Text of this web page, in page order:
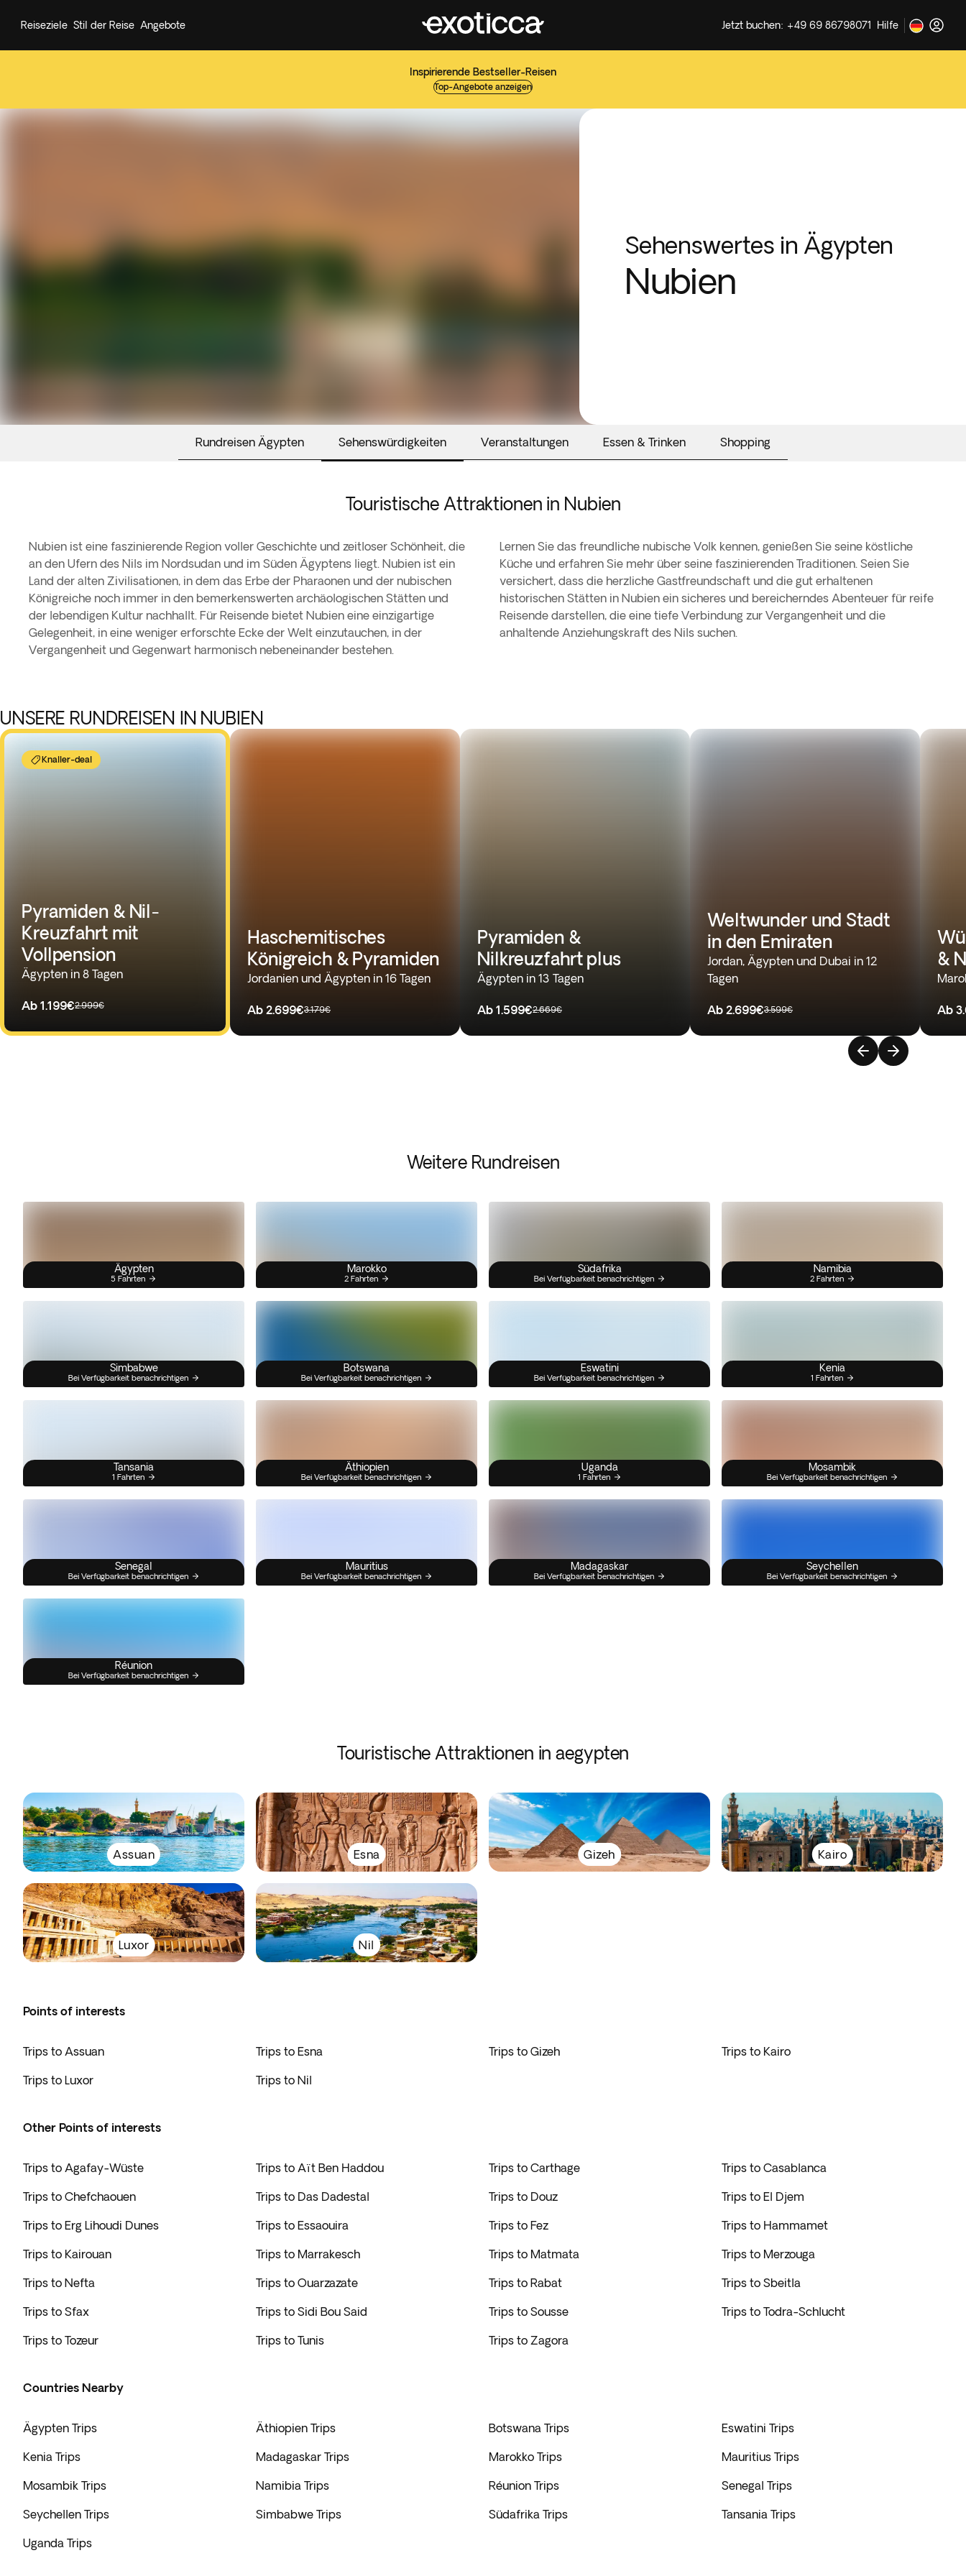
Inspirierende Bestseller-Reisen
Top-Angebote anzeigen
Reiseziele Stil der Reise Angebote Jetzt buchen: +49 69 86798071 Hilfe
Sehenswertes in Ägypten
Nubien
Rundreisen Ägypten Sehenswürdigkeiten Veranstaltungen Essen & Trinken Shopping
Touristische Attraktionen in Nubien
Nubien ist eine faszinierende Region voller Geschichte und zeitloser Schönheit, die
an den Ufern des Nils im Nordsudan und im Süden Ägyptens liegt. Nubien ist ein
Land der alten Zivilisationen, in dem das Erbe der Pharaonen und der nubischen
Königreiche noch immer in den bemerkenswerten archäologischen Stätten und
der lebendigen Kultur nachhallt. Für Reisende bietet Nubien eine einzigartige
Gelegenheit, in eine weniger erforschte Ecke der Welt einzutauchen, in der
Vergangenheit und Gegenwart harmonisch nebeneinander bestehen.
Lernen Sie das freundliche nubische Volk kennen, genießen Sie seine köstliche
Küche und erfahren Sie mehr über seine faszinierenden Traditionen. Seien Sie
versichert, dass die herzliche Gastfreundschaft und die gut erhaltenen
historischen Stätten in Nubien ein sicheres und bereicherndes Abenteuer für reife
Reisende darstellen, die eine tiefe Verbindung zur Vergangenheit und die
anhaltende Anziehungskraft des Nils suchen.
UNSERE RUNDREISEN IN NUBIEN
Knaller-deal
Pyramiden & Nil-
Kreuzfahrt mit
Vollpension
Ägypten in 8 Tagen
Ab 1.199€2.999€
Haschemitisches
Königreich & Pyramiden
Jordanien und Ägypten in 16 Tagen
Ab 2.699€3.179€
Pyramiden &
Nilkreuzfahrt plus
Ägypten in 13 Tagen
Ab 1.599€2.669€
Weltwunder und Stadt
in den Emiraten
Jordan, Ägypten und Dubai in 12
Tagen
Ab 2.699€3.599€
&
Ab
Weitere Rundreisen
Ägypten
5 Fahrten
Marokko
2 Fahrten
Südafrika
Bei Verfügbarkeit benachrichtigen
Namibia
2 Fahrten
Simbabwe
Bei Verfügbarkeit benachrichtigen
Botswana
Bei Verfügbarkeit benachrichtigen
Eswatini
Bei Verfügbarkeit benachrichtigen
Kenia
1 Fahrten
Tansania
1 Fahrten
Äthiopien
Bei Verfügbarkeit benachrichtigen
Uganda
1 Fahrten
Mosambik
Bei Verfügbarkeit benachrichtigen
Senegal
Bei Verfügbarkeit benachrichtigen
Mauritius
Bei Verfügbarkeit benachrichtigen
Madagaskar
Bei Verfügbarkeit benachrichtigen
Seychellen
Bei Verfügbarkeit benachrichtigen
Réunion
Bei Verfügbarkeit benachrichtigen
Touristische Attraktionen in aegypten
Assuan Esna Gizeh Kairo
Luxor Nil
Points of interests
Trips to Assuan Trips to Esna Trips to Gizeh Trips to Kairo
Trips to Luxor Trips to Nil
Other Points of interests
Trips to Agafay-Wüste Trips to Aït Ben Haddou Trips to Carthage Trips to Casablanca
Trips to Chefchaouen Trips to Das Dadestal Trips to Douz Trips to El Djem
Trips to Erg Lihoudi Dunes Trips to Essaouira Trips to Fez Trips to Hammamet
Trips to Kairouan Trips to Marrakesch Trips to Matmata Trips to Merzouga
Trips to Nefta Trips to Ouarzazate Trips to Rabat Trips to Sbeitla
Trips to Sfax Trips to Sidi Bou Said Trips to Sousse Trips to Todra-Schlucht
Trips to Tozeur Trips to Tunis Trips to Zagora
Countries Nearby
Ägypten Trips Äthiopien Trips Botswana Trips Eswatini Trips
Kenia Trips Madagaskar Trips Marokko Trips Mauritius Trips
Mosambik Trips Namibia Trips Réunion Trips Senegal Trips
Seychellen Trips Simbabwe Trips Südafrika Trips Tansania Trips
Uganda Trips